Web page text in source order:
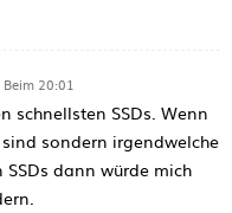
20:01
schnellsten SSDs. Wenn
sondern irgendwelche
dann würde mich